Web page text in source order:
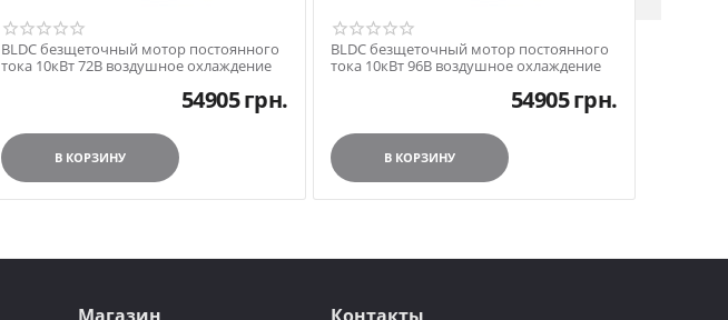
BLDC безщеточный мотор постоянного
тока 10кВт 72В воздушное охлаждение
54905грн.
В КОРЗИНУ
BLDC безщеточный мотор постоянного
тока 10кВт 96В воздушное охлаждение
54905грн.
В КОРЗИНУ